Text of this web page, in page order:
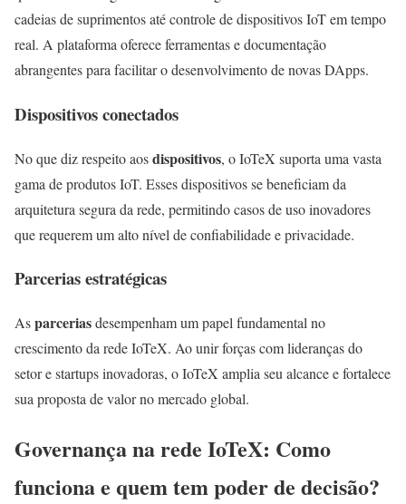
cadeias de suprimentos até controle de dispositivos IoT em tempo
real. A plataforma oferece ferramentas e documentação
abrangentes para facilitar o desenvolvimento de novas DApps.
Dispositivos conectados
No que diz respeito aosdispositivos, o IoTeX suporta uma vasta
gama de produtos IoT. Esses dispositivos se beneficiam da
arquitetura segura da rede, permitindo casos de uso inovadores
que requerem um alto nível de confiabilidade e privacidade.
Parcerias estratégicas
Asparceriasdesempenham um papel fundamental no
crescimento da rede IoTeX. Ao unir forças com lideranças do
setor e startups inovadoras, o IoTeX amplia seu alcance e fortalece
sua proposta de valor no mercado global.
Governança na rede IoTeX: Como
funciona e quem tem poder de decisão?